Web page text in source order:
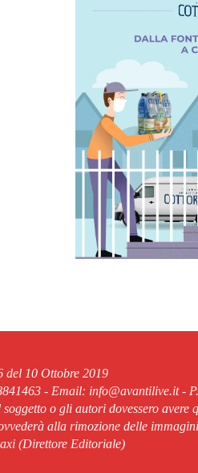
del 10 Ottobre 2019
- Email: info@avantilive.it -
o gli autori dovessero
alla rimozione delle
(Direttore Editoriale)